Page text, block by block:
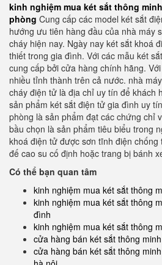
kinh nghiệm mua két sắt thông
phòng Cung cấp các model két sắt
hướng ưu tiên hàng đầu của nhà máy
cháy hiện nay. Ngày nay két sắt khoá
thiết trong gia đình. Với các mẫu két
cung cấp bởi cửa hàng chính hãng.
nhiều tỉnh thành trên cả nước. nhà
cháy điện tử là địa chỉ uy tín để khách
sản phẩm két sắt điện tử gia đình uy
phòng là sản phẩm đạt các chứng chỉ
bầu chọn là sản phẩm tiêu biểu trong
khoá điện tử được sơn tĩnh điện
đế cao su cố định hoặc trang bị bánh
Có thể bạn quan tâm
kinh nghiệm mua két sắt thông
kinh nghiệm mua két sắt thông
đình
kinh nghiệm mua két sắt thông
cửa hàng bán két sắt thông
cửa hàng bán két sắt thông